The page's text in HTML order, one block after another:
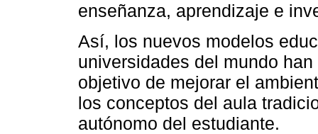
enseñanza, aprendizaje e
Así, los nuevos modelos
universidades del mundo
objetivo de mejorar el
los conceptos del aula
autónomo del estudiante.